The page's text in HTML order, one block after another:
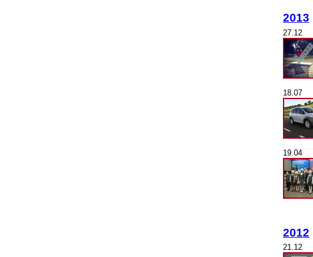
2013
27.12
18.07
19.04
2012
21.12